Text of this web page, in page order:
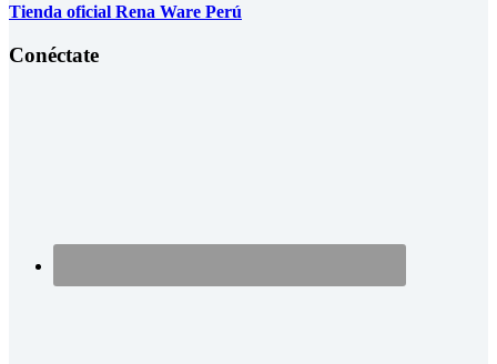
Tienda oficial Rena Ware Perú
Conéctate